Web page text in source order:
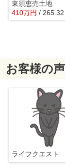
東須恵売土地
410万円 / 265.32
お客様の声
ライフクエスト